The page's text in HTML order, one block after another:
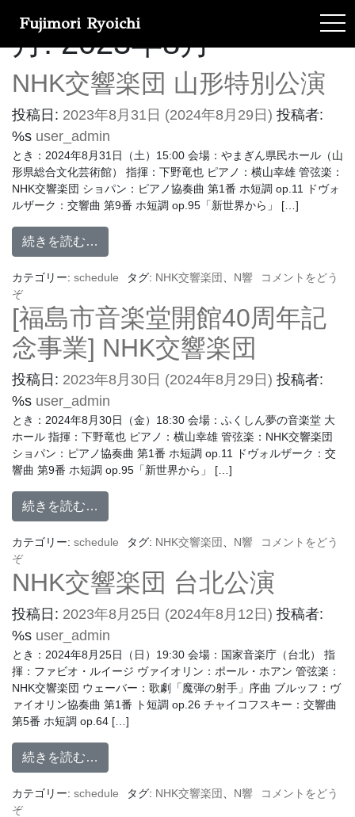
Fujimori Ryoichi
月:2023年8月
NHK交響楽団 山形特別公演
投稿日: 2023年8月31日 (2024年8月29日) 投稿者:
%s user_admin
とき：2024年8月31日（土）15:00 会場：やまぎん県民ホール（山
形県総合文化芸術館） 指揮：下野竜也 ピアノ：横山幸雄 管弦楽：
NHK交響楽団 ショパン：ピアノ協奏曲 第1番 ホ短調 op.11 ドヴォ
ルザーク：交響曲 第9番 ホ短調 op.95「新世界から」 […]
続きを読む…
カテゴリー: schedule タグ: NHK交響楽団 N響
コメントをどう
ぞ
[福島市音楽堂開館40周年記
念事業] NHK交響楽団
投稿日: 2023年8月30日 (2024年8月29日) 投稿者:
%s user_admin
とき：2024年8月30日（金）18:30 会場：ふくしん夢の音楽堂 大
ホール 指揮：下野竜也 ピアノ：横山幸雄 管弦楽：NHK交響楽団
ショパン：ピアノ協奏曲 第1番 ホ短調 op.11 ドヴォルザーク：交
響曲 第9番 ホ短調 op.95「新世界から」 […]
続きを読む…
カテゴリー: schedule タグ: NHK交響楽団 N響
コメントをどう
ぞ
NHK交響楽団 台北公演
投稿日: 2023年8月25日 (2024年8月12日) 投稿者:
%s user_admin
とき：2024年8月25日（日）19:30 会場：国家音楽庁（台北） 指
揮：ファビオ・ルイージ ヴァイオリン：ポール・ホアン 管弦楽：
NHK交響楽団 ウェーバー：歌劇「魔弾の射手」序曲 ブルッフ：ヴ
ァイオリン協奏曲 第1番 ト短調 op.26 チャイコフスキー：交響曲
第5番 ホ短調 op.64 […]
続きを読む…
カテゴリー: schedule タグ: NHK交響楽団 N響
コメントをどう
ぞ